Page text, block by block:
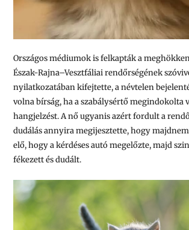
Országos médiumok is felkapták a
Észak-Rajna–Vesztfáliai rendőrségének
nyilatkozatában kifejtette, a névtelen
volna bírság, ha a szabálysértő megindokolta
hangjelzést. A nő ugyanis azért fordult a
dudálás annyira megijesztette, hogy
elő, hogy a kérdéses autó megelőzte, majd
fékezett és dudált.